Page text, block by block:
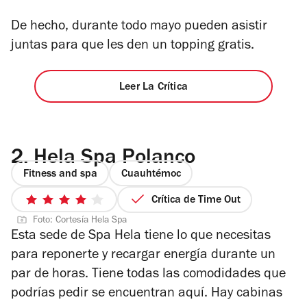
De hecho, durante todo mayo pueden asistir
juntas para que les den un topping gratis.
Leer La Crítica
2. Hela Spa Polanco
Fitness and spa Cuauhtémoc
4
de
5
estrellas
Crítica de Time Out
Foto: Cortesía Hela Spa
Esta sede de Spa Hela tiene lo que necesitas
para reponerte y recargar energía durante un
par de horas. Tiene todas las comodidades que
podrías pedir se encuentran aquí. Hay cabinas